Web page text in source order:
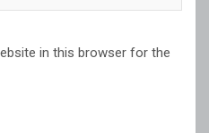
in this browser for the